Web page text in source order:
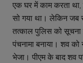
एक घर में काम करता
सो गया था। लेकिन
तत्काल पुलिस को सूचना
पंचनामा बनाया। शव
भेजा। पीएम के बाद शव